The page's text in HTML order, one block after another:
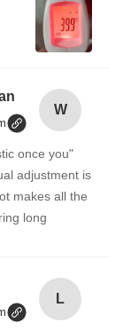
W
once you
adjustment is
makes all the
long
The
finding that
No more eye
L